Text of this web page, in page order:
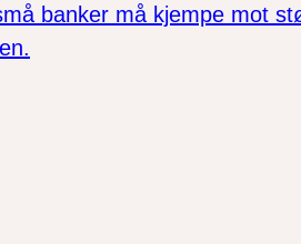
banker må kjempe mot